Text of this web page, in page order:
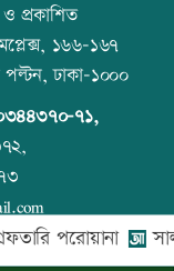
কমান্ডারের বিরুদ্ধে
নতুন সভাপতি
ফারুক
বাড়ল নাকি কমলো
শিক্ষার্থীসহ নিহত
প্রকাশিত
১৬৬-১৬৭
ঢাকা-১০০০
৭১,
সংরক্ষিত | উন্নয়নে
সালমান